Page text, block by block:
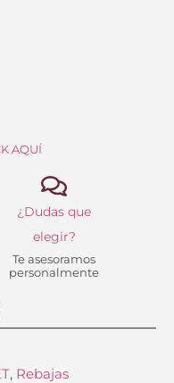
AQUÍ
¿Dudas que
elegir?
Te asesoramos
personalmente
, Rebajas